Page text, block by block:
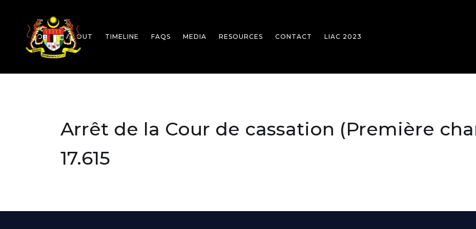
HOME ABOUT TIMELINE FAQS MEDIA RESOURCES CONTACT LIAC 2023
Arrêt de la Cour de cassation (Première
17.615